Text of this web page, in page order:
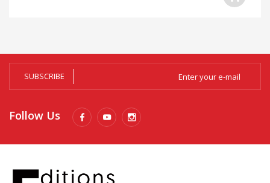
SUBSCRIBE
Follow Us